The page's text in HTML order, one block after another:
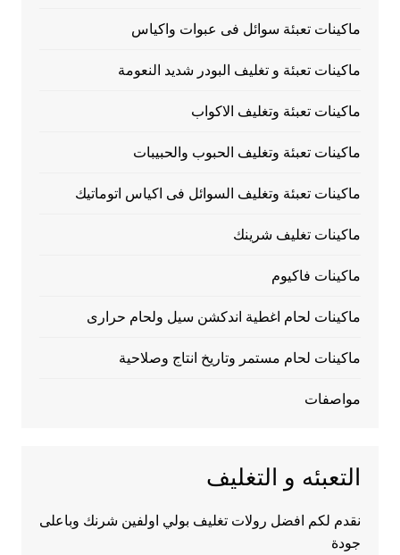
ماكينات تعبئة سوائل فى عبوات واكياس
ماكينات تعبئة و تغليف البودر شديد النعومة
ماكينات تعبئة وتغليف الاكواب
ماكينات تعبئة وتغليف الحبوب والحبيبات
ماكينات تعبئة وتغليف السوائل فى اكياس اتوماتيك
ماكينات تغليف شرينك
ماكينات فاكيوم
ماكينات لحام اغطية اندكشن سيل ولحام حرارى
ماكينات لحام مستمر وتاريخ انتاج وصلاحية
مواصفات
التعبئه و التغليف
نقدم لكم افضل رولات تغليف بولي اولفين شرنك وباعلى
جودة